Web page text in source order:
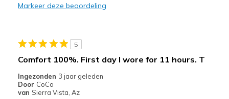
Beste toepassingen
Width
Markeer deze beoordeling
5
Comfort 100%. First day I wore for 11 hours. T
Ingezonden 3 jaar geleden
Door CoCo
van Sierra Vista, Az